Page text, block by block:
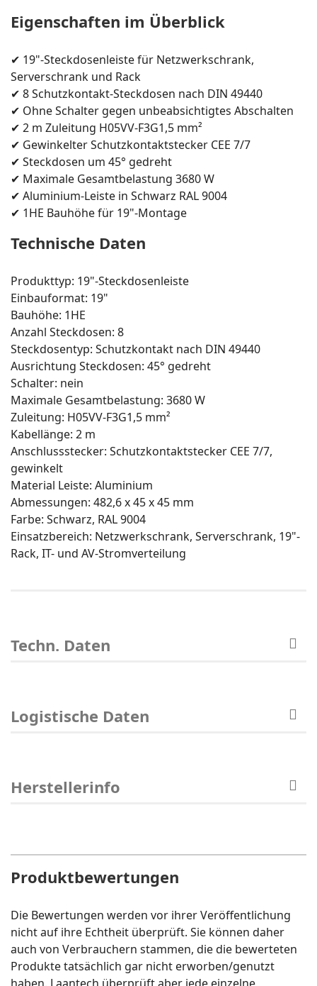
Eigenschaften im Überblick
✔ 19"-Steckdosenleiste für Netzwerkschrank,
Serverschrank und Rack
✔ 8 Schutzkontakt-Steckdosen nach DIN 49440
✔ Ohne Schalter gegen unbeabsichtigtes Abschalten
✔ 2 m Zuleitung H05VV-F3G1,5 mm²
✔ Gewinkelter Schutzkontaktstecker CEE 7/7
✔ Steckdosen um 45° gedreht
✔ Maximale Gesamtbelastung 3680 W
✔ Aluminium-Leiste in Schwarz RAL 9004
✔ 1HE Bauhöhe für 19"-Montage
Technische Daten
Produkttyp: 19"-Steckdosenleiste
Einbauformat: 19"
Bauhöhe: 1HE
Anzahl Steckdosen: 8
Steckdosentyp: Schutzkontakt nach DIN 49440
Ausrichtung Steckdosen: 45° gedreht
Schalter: nein
Maximale Gesamtbelastung: 3680 W
Zuleitung: H05VV-F3G1,5 mm²
Kabellänge: 2 m
Anschlussstecker: Schutzkontaktstecker CEE 7/7,
gewinkelt
Material Leiste: Aluminium
Abmessungen: 482,6 x 45 x 45 mm
Farbe: Schwarz, RAL 9004
Einsatzbereich: Netzwerkschrank, Serverschrank, 19"-
Rack, IT- und AV-Stromverteilung
Techn. Daten
Logistische Daten
Herstellerinfo
Produktbewertungen
Die Bewertungen werden vor ihrer Veröffentlichung
nicht auf ihre Echtheit überprüft. Sie können daher
auch von Verbrauchern stammen, die die bewerteten
Produkte tatsächlich gar nicht erworben/genutzt